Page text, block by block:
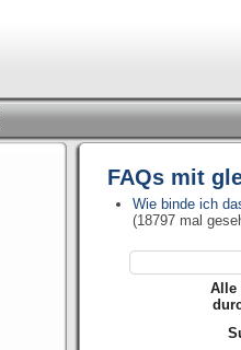
FAQs mit
Wie binde ich
(18797 mal
Alle